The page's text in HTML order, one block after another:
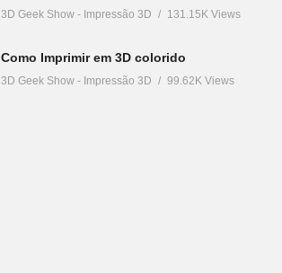
3D Geek Show - Impressão 3D 131.15K Views
Como Imprimir em 3D colorido
3D Geek Show - Impressão 3D 99.62K Views